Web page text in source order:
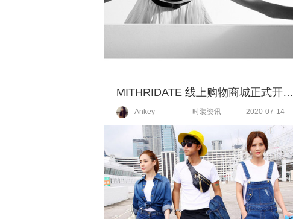
MITHRIDATE 线上购物商城正式开通 乐享英式风度无界限
Ankey 时装资讯 2020-07-14